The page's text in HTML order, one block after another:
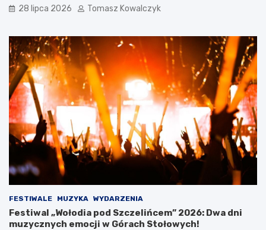
k
g
o
O
t
w
a
r
c
i
a
a
k
a
c
j
i
c 28 lipca 2026 Tomasz Kowalczyk
FESTIWALE MUZYKA WYDARZENIA
Festiwal „Wołodia pod Szczelińcem” 2026: Dwa dni
muzycznych emocji w Górach Stołowych!